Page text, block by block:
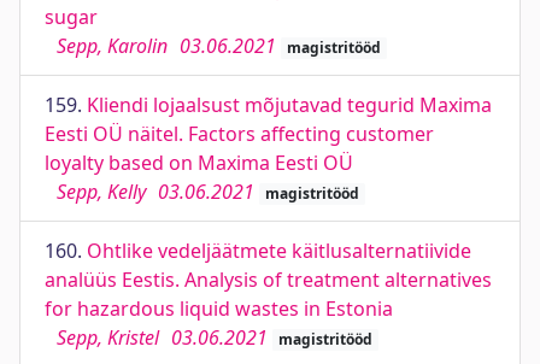
sugar
Sepp, Karolin 03.06.2021 magistritööd
159. Kliendi lojaalsust mõjutavad tegurid Maxima
Eesti OÜ näitel. Factors affecting customer
loyalty based on Maxima Eesti OÜ
Sepp, Kelly 03.06.2021 magistritööd
160. Ohtlike vedeljäätmete käitlusalternatiivide
analüüs Eestis. Analysis of treatment alternatives
for hazardous liquid wastes in Estonia
Sepp, Kristel 03.06.2021 magistritööd